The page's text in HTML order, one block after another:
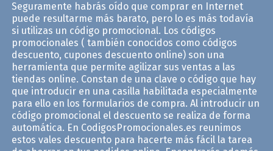
Seguramente habrás oído que comprar en Internet
puede resultarme más barato, pero lo es más todavía
si utilizas un código promocional. Los códigos
promocionales ( también conocidos como códigos
descuento, cupones descuento online) son una
herramienta que permite agilizar sus ventas a las
tiendas online. Constan de una clave o código que hay
que introducir en una casilla habilitada especialmente
para ello en los formularios de compra. Al introducir un
código promocional el descuento se realiza de forma
automática. En CodigosPromocionales.es reunimos
estos vales descuento para hacerte más fácil la tarea